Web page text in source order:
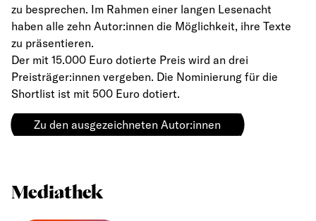
zu besprechen. Im Rahmen einer langen Lesenacht
haben alle zehn Autor:innen die Möglichkeit, ihre Texte
zu präsentieren.
Der mit 15.000 Euro dotierte Preis wird an drei
Preisträger:innen vergeben. Die Nominierung für die
Shortlist ist mit 500 Euro dotiert.
Zu den ausgezeichneten Autor:innen
Mediathek